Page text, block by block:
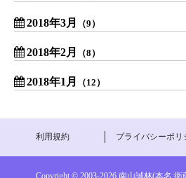
2018年3月 （9）
2018年2月 （8）
2018年1月 （12）
利用規約 プライバシーポリ
Copyright © 2003-2026 南山誠林(本名:衛